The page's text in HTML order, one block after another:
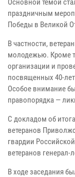
Основной темой
праздничным
Победы в Великой
В частности,
молодежью. Кроме
организации и
посвященных 40-
Особое внимание
правопорядка —
С докладом об
ветеранов
гвардии
ветеранов генерал-
В ходе заседания